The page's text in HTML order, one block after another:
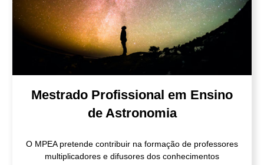
Mestrado Profissional em Ensino
de Astronomia
O MPEA pretende contribuir na formação de professores
multiplicadores e difusores dos conhecimentos